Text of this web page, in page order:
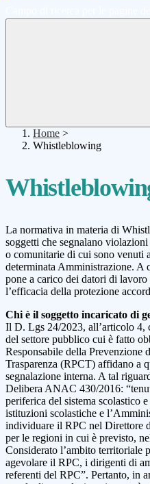
Home >
Whistleblowing
La normativa in materia di
soggetti che segnalano
o comunitarie di cui sono venuti
determinata Amministrazione. A
pone a carico dei datori di
l’efficacia della protezione
Chi è il soggetto incaricato di
Il D. Lgs 24/2023, all’articolo 4,
del settore pubblico cui è fatto
Responsabile della Prevenzione
Trasparenza (RPCT) affidano a
segnalazione interna. A tal
Delibera ANAC 430/2016:
periferica del sistema scolastico
istituzioni scolastiche e
individuare il RPC nel Direttore
per le regioni in cui è previsto,
Considerato l’ambito territoriale
agevolare il RPC, i dirigenti di
referenti del RPC”. Pertanto, in